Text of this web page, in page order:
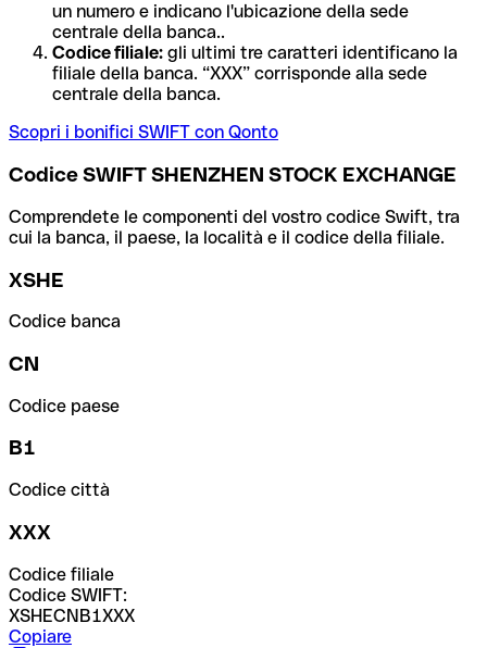
un numero e indicano l'ubicazione della sede
centrale della banca..
Codice filiale: gli ultimi tre caratteri identificano la
filiale della banca. “XXX” corrisponde alla sede
centrale della banca.
Scopri i bonifici SWIFT con Qonto
Codice SWIFT SHENZHEN STOCK EXCHANGE
Comprendete le componenti del vostro codice Swift, tra
cui la banca, il paese, la località e il codice della filiale.
XSHE
Codice banca
CN
Codice paese
B1
Codice città
XXX
Codice filiale
Codice SWIFT:
XSHECNB1XXX
Copiare